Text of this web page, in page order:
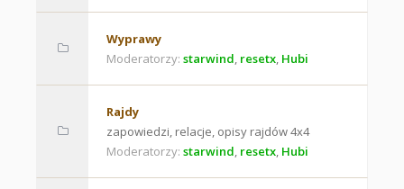
Wyprawy
Moderatorzy: starwind, resetx, Hubi
Rajdy
zapowiedzi, relacje, opisy rajdów 4x4
Moderatorzy: starwind, resetx, Hubi